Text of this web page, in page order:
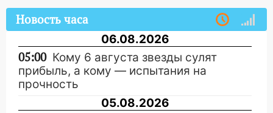
Новость часа
06.08.2026
05:00 Кому 6 августа звезды сулят
прибыль, а кому — испытания на
прочность
05.08.2026